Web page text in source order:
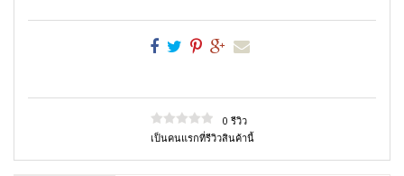
0 รีวิว
เป็นคนแรกที่รีวิวสินค้านี้